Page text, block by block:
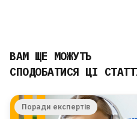
ВАМ ЩЕ МОЖУТЬ
СПОДОБАТИСЯ ЦІ
Поради експертів